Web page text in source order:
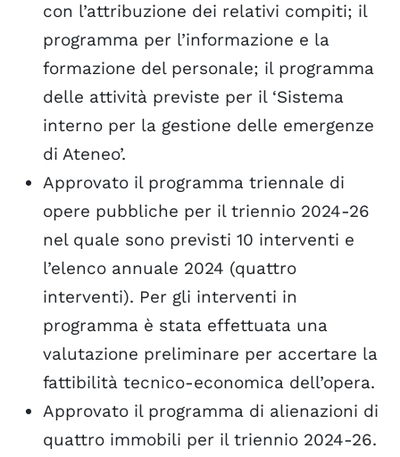
con l’attribuzione dei relativi compiti; il
programma per l’informazione e la
formazione del personale; il programma
delle attività previste per il ‘Sistema
interno per la gestione delle emergenze
di Ateneo’.
Approvato il programma triennale di
opere pubbliche per il triennio 2024-26
nel quale sono previsti 10 interventi e
l’elenco annuale 2024 (quattro
interventi). Per gli interventi in
programma è stata effettuata una
valutazione preliminare per accertare la
fattibilità tecnico-economica dell’opera.
Approvato il programma di alienazioni di
quattro immobili per il triennio 2024-26.